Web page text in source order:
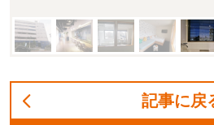
記事に戻